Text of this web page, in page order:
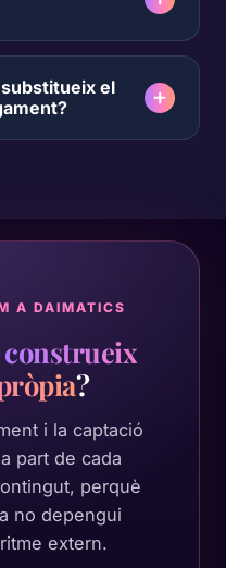
el
A DAIMATICS
construeix
?
i la captació
part de cada
perquè
no depengui
extern.